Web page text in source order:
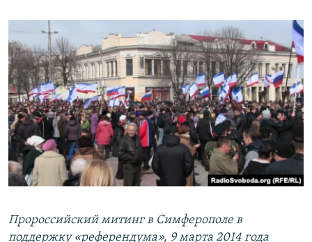
Пророссийский митинг в Симферополе в
поддержку «референдума», 9 марта 2014 года